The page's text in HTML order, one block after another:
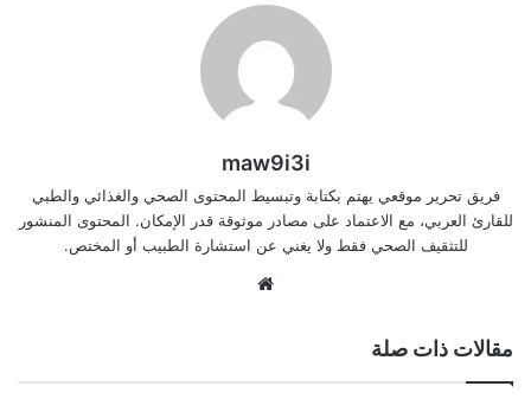
maw9i3i
فريق تحرير موقعي يهتم بكتابة وتبسيط المحتوى الصحي والغذائي والطبي
للقارئ العربي، مع الاعتماد على مصادر موثوقة قدر الإمكان. المحتوى المنشور
للتثقيف الصحي فقط ولا يغني عن استشارة الطبيب أو المختص.
مقالات ذات صلة